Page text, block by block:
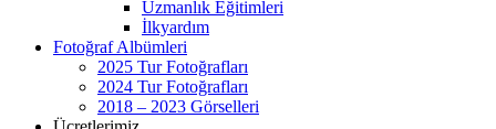
Uzmanlık Eğitimleri
İlkyardım
Fotoğraf Albümleri
2025 Tur Fotoğrafları
2024 Tur Fotoğrafları
2018 – 2023 Görselleri